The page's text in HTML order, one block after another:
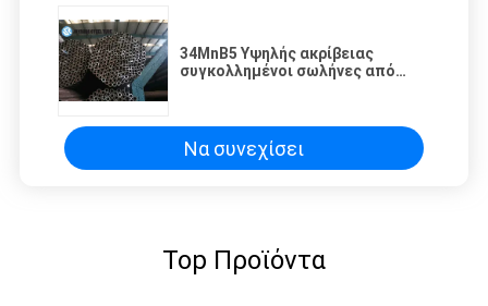
34MnB5 Υψηλής ακρίβειας
συγκολλημένοι σωλήνες από
ράβδο EN10305-2/ASTM A513
Να συνεχίσει
Top Προϊόντα